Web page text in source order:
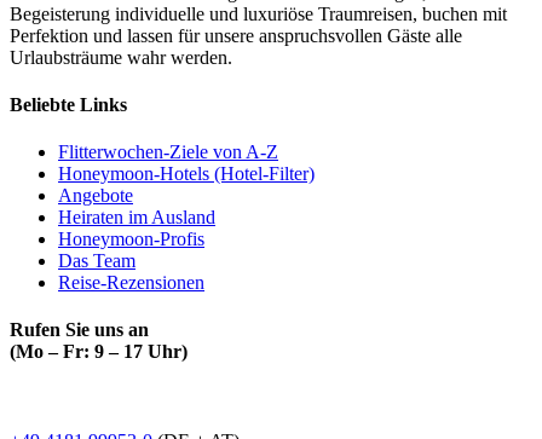
Begeisterung individuelle und luxuriöse Traumreisen, buchen mit
Perfektion und lassen für unsere anspruchsvollen Gäste alle
Urlaubsträume wahr werden.
Beliebte Links
Flitterwochen-Ziele von A-Z
Honeymoon-Hotels (Hotel-Filter)
Angebote
Heiraten im Ausland
Honeymoon-Profis
Das Team
Reise-Rezensionen
Rufen Sie uns an
(Mo – Fr: 9 – 17 Uhr)